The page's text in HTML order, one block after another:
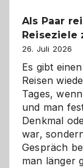
Als Paar
Reiseziele
26. Juli 2026
Es gibt
Reisen
Tages,
und man
Denkmal
war,
Gespräch
man länger